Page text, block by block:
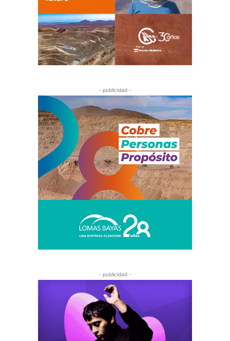
- publicidad -
- publicidad -